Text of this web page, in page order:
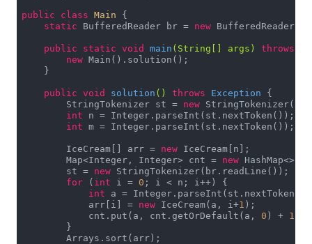
public class Main
{
static BufferedReader br = new BufferedReader(
public static void main (String[] args) throws
new Main().solution();
    }
public void solution () throws Exception {
        StringTokenizer st =
new
int n = Integer.parseInt(st.nextToken());
int m = Integer.parseInt(st.nextToken());
        IceCream[] arr =
new IceCream[n];
        Map<Integer, Integer> cnt =
new HashMap<>();
        st =
new StringTokenizer(br.readLine());
for ( int i = 0 ; i < n; i++) {
int a =
            arr[i] =
new IceCream(a, i+1 );
            cnt.put(a, cnt.getOrDefault(a,
0 ) + 1
        }
        Arrays.sort(arr);